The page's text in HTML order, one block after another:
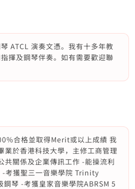
ATCL 演奏文憑。我有十多年教
揮及鋼琴伴奏。如有需要歡迎聯
合格並取得Merit或以上成績 我
業於香港科技大學，主修工商管理
共關係及企業傳訊工作 -能操流利
-考獲聖三一音樂學院 Trinity
琴 -考獲皇家音樂學院ABRSM 5